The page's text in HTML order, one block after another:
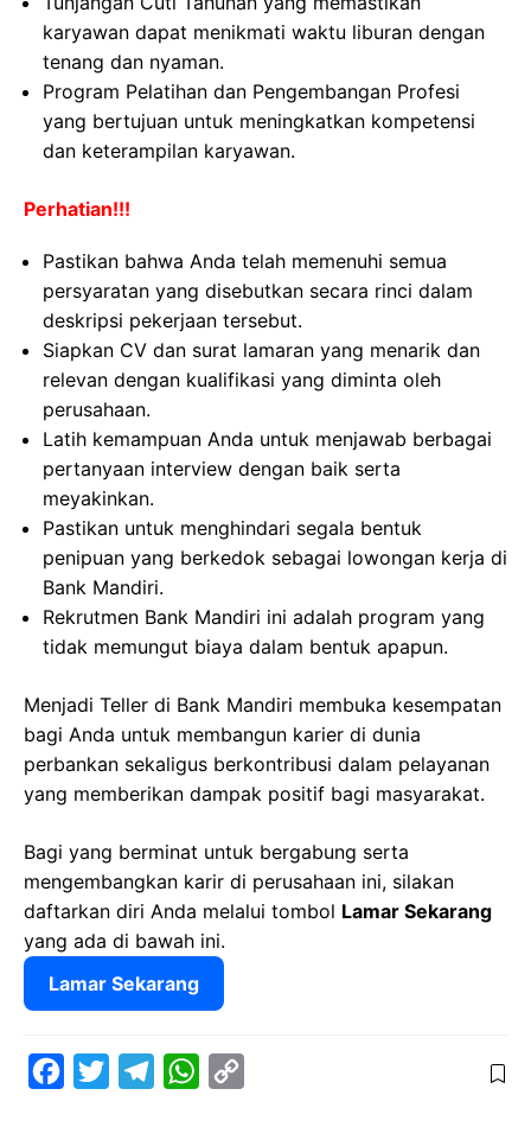
karyawan dapat menikmati waktu liburan dengan
tenang dan nyaman.
Program Pelatihan dan Pengembangan Profesi
yang bertujuan untuk meningkatkan kompetensi
dan keterampilan karyawan.
Perhatian!!!
Pastikan bahwa Anda telah memenuhi semua
persyaratan yang disebutkan secara rinci dalam
deskripsi pekerjaan tersebut.
Siapkan CV dan surat lamaran yang menarik dan
relevan dengan kualifikasi yang diminta oleh
perusahaan.
Latih kemampuan Anda untuk menjawab berbagai
pertanyaan interview dengan baik serta
meyakinkan.
Pastikan untuk menghindari segala bentuk
penipuan yang berkedok sebagai lowongan kerja di
Bank Mandiri.
Rekrutmen Bank Mandiri ini adalah program yang
tidak memungut biaya dalam bentuk apapun.
Menjadi Teller di Bank Mandiri membuka kesempatan
bagi Anda untuk membangun karier di dunia
perbankan sekaligus berkontribusi dalam pelayanan
yang memberikan dampak positif bagi masyarakat.
Bagi yang berminat untuk bergabung serta
mengembangkan karir di perusahaan ini, silakan
daftarkan diri Anda melalui tombol Lamar Sekarang
yang ada di bawah ini.
Lamar Sekarang
W